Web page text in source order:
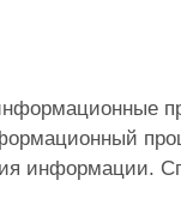
информации.